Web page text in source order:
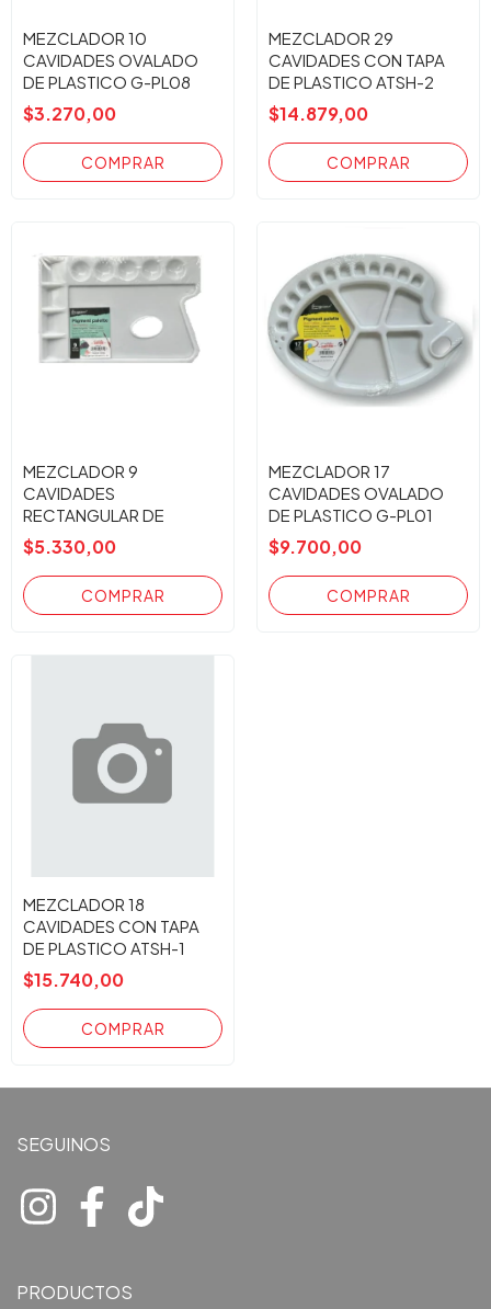
MEZCLADOR 10
CAVIDADES OVALADO
DE PLASTICO G-PL08
$3.270,00
MEZCLADOR 29
CAVIDADES CON TAPA
DE PLASTICO ATSH-2
$14.879,00
MEZCLADOR 9
CAVIDADES
RECTANGULAR DE
PLASTICO G-PL07
$5.330,00
MEZCLADOR 17
CAVIDADES OVALADO
DE PLASTICO G-PL01
$9.700,00
MEZCLADOR 18
CAVIDADES CON TAPA
DE PLASTICO ATSH-1
$15.740,00
SEGUINOS
PRODUCTOS